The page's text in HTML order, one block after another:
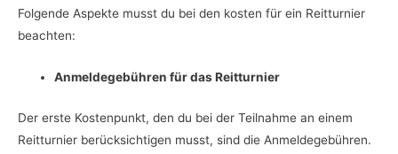
Folgende Aspekte musst du bei den kosten für ein Reitturnier
beachten:
Anmeldegebühren für das Reitturnier
Der erste Kostenpunkt, den du bei der Teilnahme an einem
Reitturnier berücksichtigen musst, sind die Anmeldegebühren.